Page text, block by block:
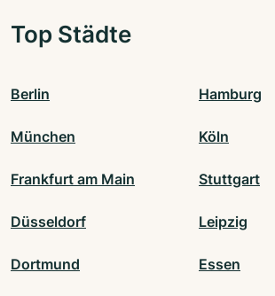
Top Städte
Berlin Hamburg
München Köln
Frankfurt am Main Stuttgart
Düsseldorf Leipzig
Dortmund Essen